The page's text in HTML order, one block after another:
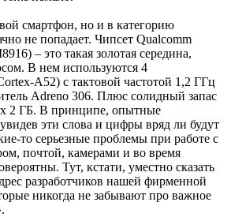
смартфон, но и в категорию
не попадает. Чипсет Qualcomm
– это такая золотая середина,
В нем используются 4
A52) с тактовой частотой 1,2 ГГц
Adreno 306. Плюс солидный запас
2 ГБ. В принципе, опытные
эти слова и цифры вряд ли будут
то серьезные проблемы при работе с
почтой, камерами и во время
Тут, кстати, уместно сказать
разработчиков нашей фирменной
никогда не забывают про важное